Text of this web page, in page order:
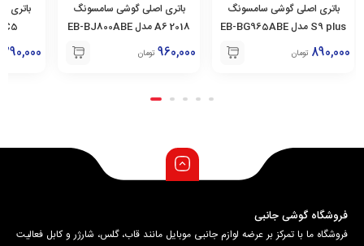
باتری اصلی گوشی سامسونگ
S9 plus مدل EB-BG965ABE
890,000 تومان
باتری اصلی گوشی سامسونگ
2018 A6 مدل EB-BJ800ABE
960,000 تومان
باتری
C5 مدل BC500ABE
فروشگاه گوشی جانبی
فروشگاه ما با تمرکز بر عرضه لوازم جانبی موبایل مانند قاب، گلس، شارژر و کابل فعالیت